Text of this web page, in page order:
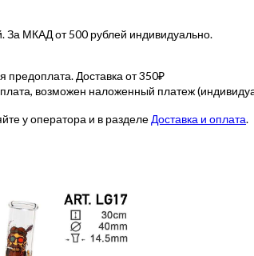
За МКАД от 500 рублей индивидуально.
предоплата. Доставка от 350₽
возможен наложенный платеж
у оператора и в разделе Доставка и оплата.